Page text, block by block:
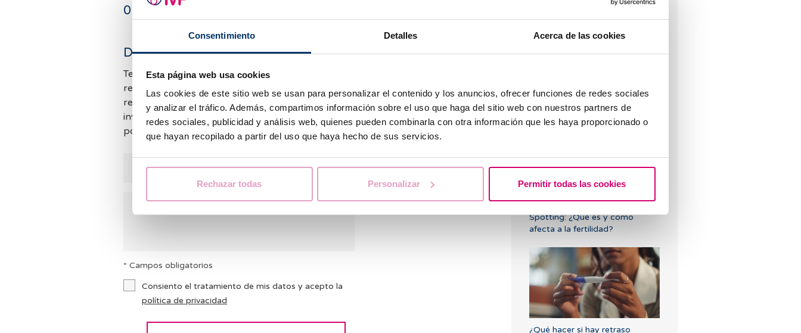
Consentimiento Detalles Acerca de las cookies
Esta página web usa cookies
Las cookies de este sitio web se usan para personalizar el contenido y los anuncios, ofrecer funciones de redes sociales
y analizar el tráfico. Además, compartimos información sobre el uso que haga del sitio web con nuestros partners de
redes sociales, publicidad y análisis web, quienes pueden combinarla con otra información que les haya proporcionado o
que hayan recopilado a partir del uso que haya hecho de sus servicios.
Rechazar todas Personalizar Permitir todas las cookies
0 comentarios
Deja un comentario
Tenemos muchas consultas y no nos es posible
responder a todos los comentarios. Intentaremos
responder lo antes posible. Mientras tanto te
invitamos a consultar nuestras
FAQ’spor si
podemos ayudarte.
* Campos obligatorios
Consiento el tratamiento de mis datos y acepto la
política de privacidad
Útero lateralizado o inclinado:
¿cómo afecta a la fertilidad?
Spotting: ¿Qué es y cómo
afecta a la fertilidad?
¿Qué hacer si hay retraso